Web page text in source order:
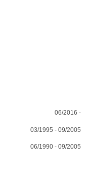
06/2016 -
03/1995 - 09/2005
06/1990 - 09/2005